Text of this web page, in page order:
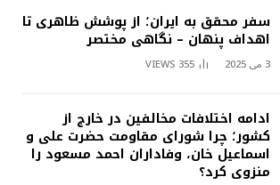
سفر محقق به ایران؛ از پوشش ظاهری تا
اهداف پنهان – نگاهی مختصر
3 می 2025 355
VIEWS
ادامه اختلافات مخالفین در خارج از
کشور؛ چرا شورای مقاومت حضرت علی و
اسماعیل خان، وفاداران احمد مسعود را
منزوی کرد؟